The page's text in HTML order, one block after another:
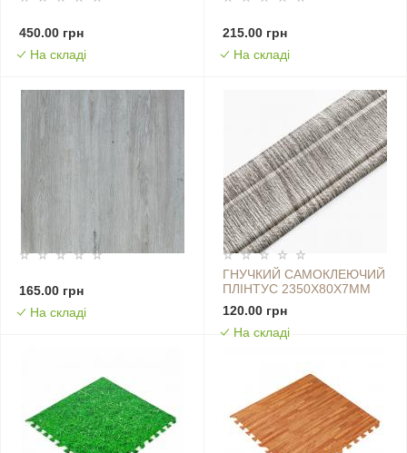
450.00 грн
На складі
215.00 грн
На складі
165.00 грн
На складі
ГНУЧКИЙ САМОКЛЕЮЧИЙ
ПЛІНТУС 2350Х80Х7ММ
СРІБНЕ ДЕРЕВО SW-
00000756
120.00 грн
На складі